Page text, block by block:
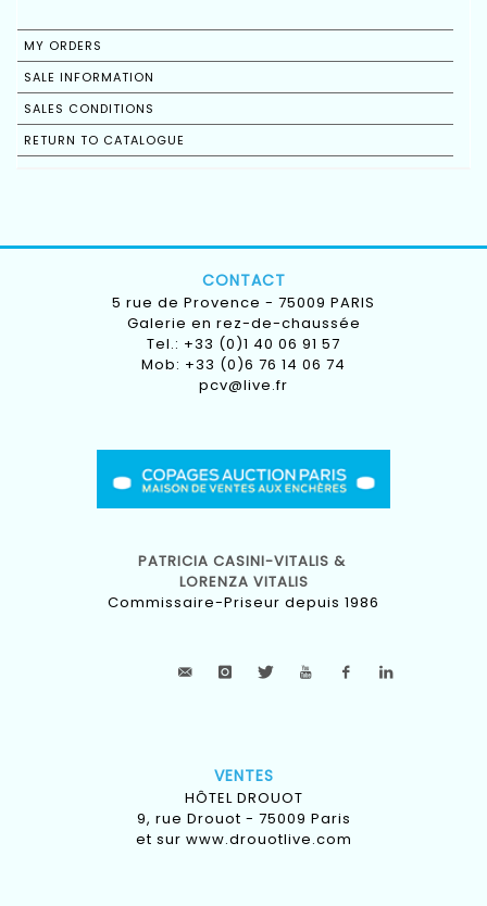
MY ORDERS
SALE INFORMATION
SALES CONDITIONS
RETURN TO CATALOGUE
CONTACT
5 rue de Provence - 75009 PARIS
Galerie en rez-de-chaussée
Tel.: +33 (0)1 40 06 91 57
Mob: +33 (0)6 76 14 06 74
pcv@live.fr
PATRICIA CASINI-VITALIS &
LORENZA VITALIS
Commissaire-Priseur depuis 1986
VENTES
HÔTEL DROUOT
9, rue Drouot - 75009 Paris
et sur www.drouotlive.com